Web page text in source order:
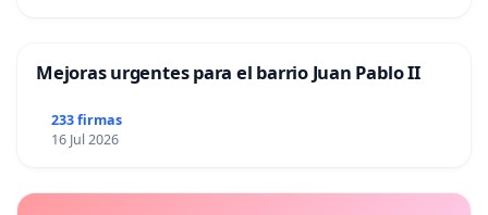
Mejoras urgentes para el barrio Juan Pablo II
233 firmas
16 Jul 2026